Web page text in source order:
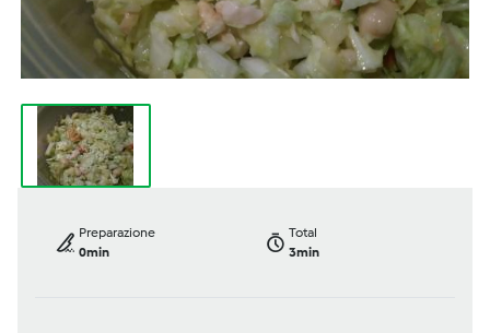
Preparazione
0min
Total
3min